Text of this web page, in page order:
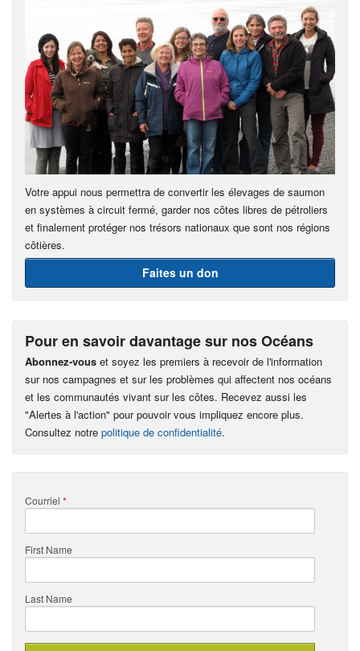
Votre appui nous permettra de convertir les élevages de saumon
en systèmes à circuit fermé, garder nos côtes libres de pétroliers
et finalement protéger nos trésors nationaux que sont nos régions
côtières.
Faites un don
Pour en savoir davantage sur nos Océans
Abonnez-vous et soyez les premiers à recevoir de l'information
sur nos campagnes et sur les problèmes qui affectent nos océans
et les communautés vivant sur les côtes. Recevez aussi les
"Alertes à l'action" pour pouvoir vous impliquez encore plus.
Consultez notre politique de confidentialité.
Courriel *
First Name
Last Name